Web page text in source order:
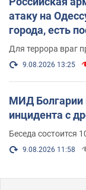
атаку на
города, есть
Для террора враг
9.08.2026 13:25
МИД Болгарии
инцидента с
Беседа состоится
9.08.2026 11:58